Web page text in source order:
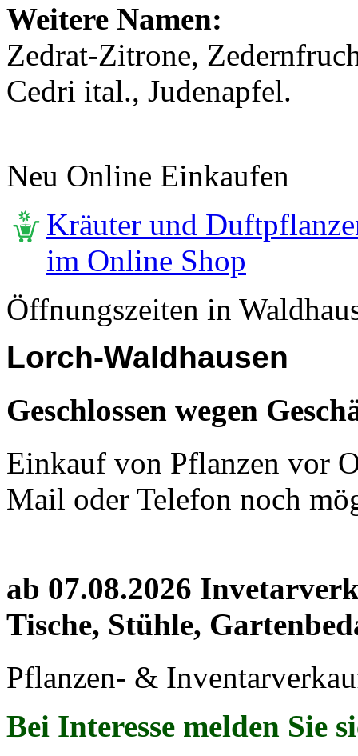
Weitere Namen:
Zedrat-Zitrone,
Cedri ital., Judenapfel.
Neu Online Einkaufen
Kräuter und
im Online Shop
Öffnungszeiten in
Lorch-Waldhausen
Geschlossen wegen
Einkauf von Pflanzen vor
Mail oder Telefon noch
ab 07.08.2026
Tische, Stühle,
Pflanzen- &
Bei Interesse melden Sie